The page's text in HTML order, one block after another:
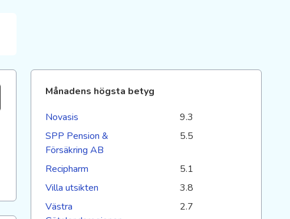
Månadens högsta betyg
Novasis
9.3
SPP Pension &
Försäkring AB
5.5
Recipharm
5.1
Villa utsikten
3.8
Västra
2.7